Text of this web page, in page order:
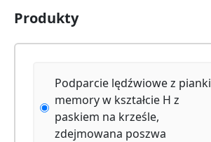
Produkty
Podparcie lędźwiowe z pianki
memory w kształcie H z
paskiem na krześle,
zdejmowana poszwa